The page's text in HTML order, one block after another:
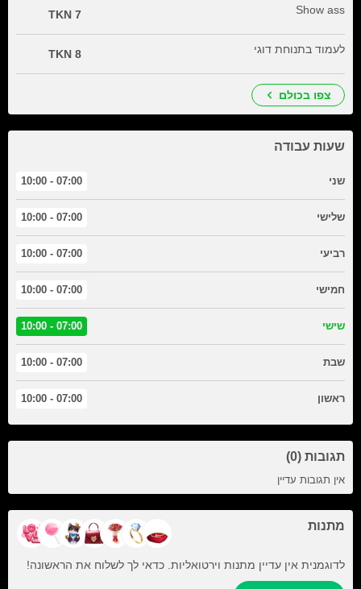
Show ass
7 TKN
לעמוד בתנוחת דוגי 8 TKN
צפו בכולם
שעות עבודה
שני 07:00 - 10:00
שלישי 07:00 - 10:00
רביעי 07:00 - 10:00
חמישי 07:00 - 10:00
שישי 07:00 - 10:00
שבת 07:00 - 10:00
ראשון 07:00 - 10:00
תגובות (0)
אין תגובות עדיין
מתנות
לדוגמנית אין עדיין מתנות וירטואליות. כדאי לך לשלוח את הראשונה!